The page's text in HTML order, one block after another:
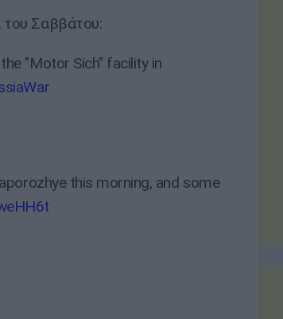
Σαββάτου:
"Motor Sich" facility in
this morning, and some